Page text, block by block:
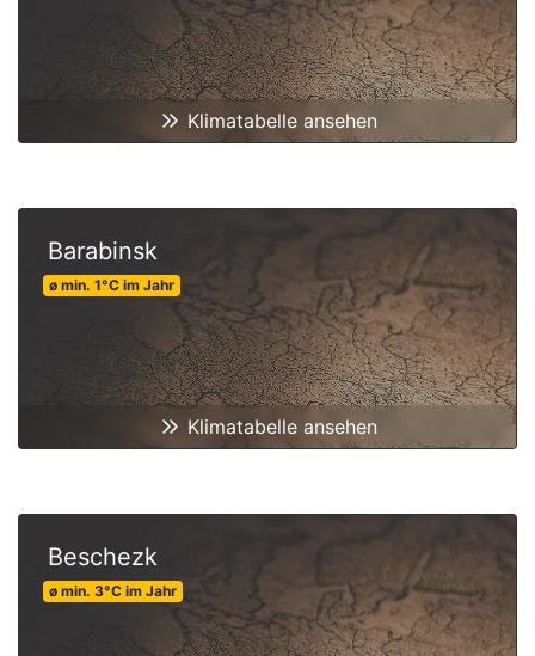
Klimatabelle ansehen
Barabinsk
ø min. 1°C im Jahr
Klimatabelle ansehen
Beschezk
ø min. 3°C im Jahr